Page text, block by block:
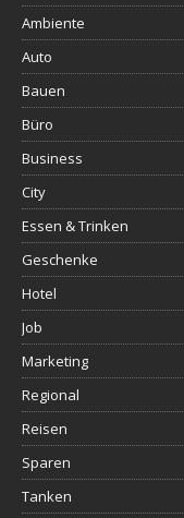
Ambiente
Auto
Bauen
Büro
Business
City
Essen & Trinken
Geschenke
Hotel
Job
Marketing
Regional
Reisen
Sparen
Tanken